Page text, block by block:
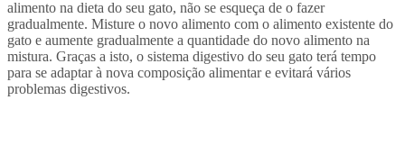
alimento na dieta do seu gato, não se esqueça de o fazer
gradualmente. Misture o novo alimento com o alimento existente do
gato e aumente gradualmente a quantidade do novo alimento na
mistura. Graças a isto, o sistema digestivo do seu gato terá tempo
para se adaptar à nova composição alimentar e evitará vários
problemas digestivos.